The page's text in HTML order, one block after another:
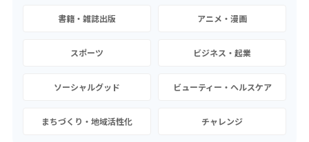
書籍・雑誌出版 アニメ・漫画
スポーツ ビジネス・起業
ソーシャルグッド ビューティー・ヘルスケア
まちづくり・地域活性化 チャレンジ